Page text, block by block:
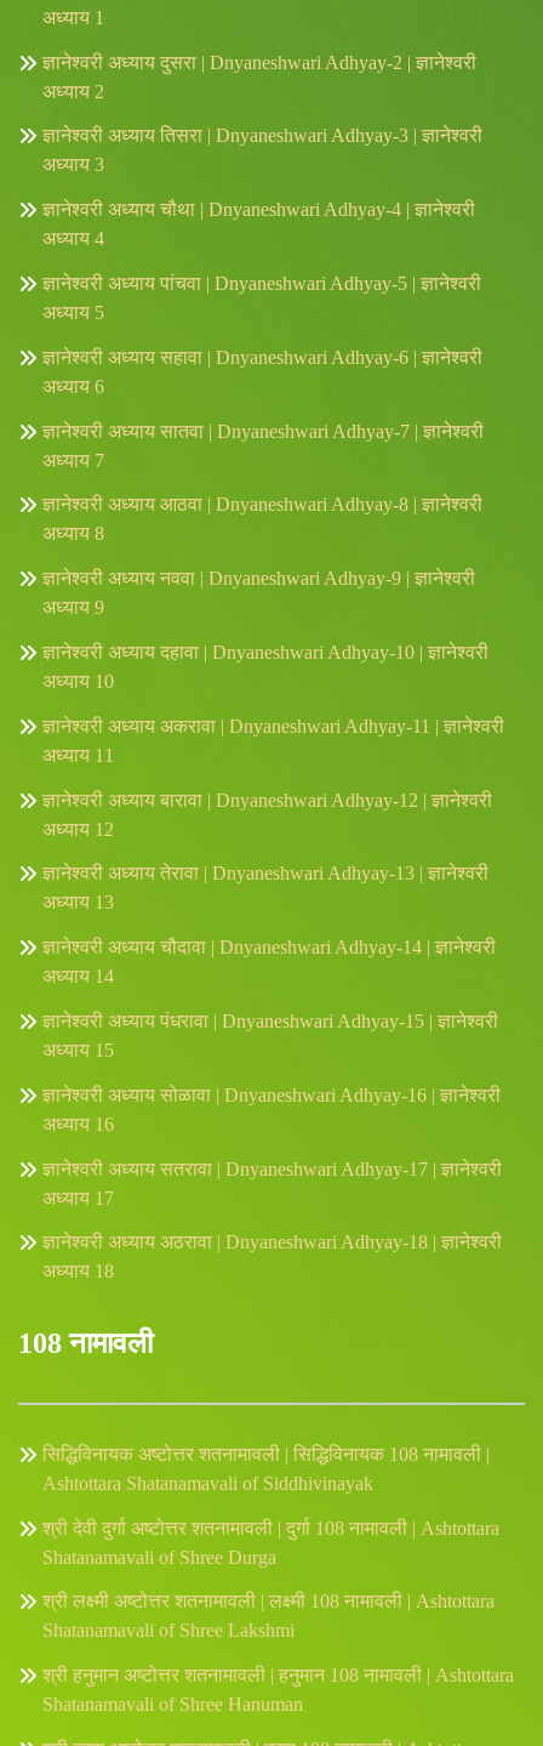
अध्याय 1
ज्ञानेश्वरी अध्याय दुसरा | Dnyaneshwari Adhyay-2 | ज्ञानेश्वरी
अध्याय 2
ज्ञानेश्वरी अध्याय तिसरा | Dnyaneshwari Adhyay-3 | ज्ञानेश्वरी
अध्याय 3
ज्ञानेश्वरी अध्याय चौथा | Dnyaneshwari Adhyay-4 | ज्ञानेश्वरी
अध्याय 4
ज्ञानेश्वरी अध्याय पांचवा | Dnyaneshwari Adhyay-5 | ज्ञानेश्वरी
अध्याय 5
ज्ञानेश्वरी अध्याय सहावा | Dnyaneshwari Adhyay-6 | ज्ञानेश्वरी
अध्याय 6
ज्ञानेश्वरी अध्याय सातवा | Dnyaneshwari Adhyay-7 | ज्ञानेश्वरी
अध्याय 7
ज्ञानेश्वरी अध्याय आठवा | Dnyaneshwari Adhyay-8 | ज्ञानेश्वरी
अध्याय 8
ज्ञानेश्वरी अध्याय नववा | Dnyaneshwari Adhyay-9 | ज्ञानेश्वरी
अध्याय 9
ज्ञानेश्वरी अध्याय दहावा | Dnyaneshwari Adhyay-10 | ज्ञानेश्वरी
अध्याय 10
ज्ञानेश्वरी अध्याय अकरावा | Dnyaneshwari Adhyay-11 | ज्ञानेश्वरी
अध्याय 11
ज्ञानेश्वरी अध्याय बारावा | Dnyaneshwari Adhyay-12 | ज्ञानेश्वरी
अध्याय 12
ज्ञानेश्वरी अध्याय तेरावा | Dnyaneshwari Adhyay-13 | ज्ञानेश्वरी
अध्याय 13
ज्ञानेश्वरी अध्याय चौदावा | Dnyaneshwari Adhyay-14 | ज्ञानेश्वरी
अध्याय 14
ज्ञानेश्वरी अध्याय पंधरावा | Dnyaneshwari Adhyay-15 | ज्ञानेश्वरी
अध्याय 15
ज्ञानेश्वरी अध्याय सोळावा | Dnyaneshwari Adhyay-16 | ज्ञानेश्वरी
अध्याय 16
ज्ञानेश्वरी अध्याय सतरावा | Dnyaneshwari Adhyay-17 | ज्ञानेश्वरी
अध्याय 17
ज्ञानेश्वरी अध्याय अठरावा | Dnyaneshwari Adhyay-18 | ज्ञानेश्वरी
अध्याय 18
108 नामावली
सिद्धिविनायक अष्टोत्तर शतनामावली | सिद्धिविनायक 108 नामावली |
Ashtottara Shatanamavali of Siddhivinayak
श्री देवी दुर्गा अष्टोत्तर शतनामावली | दुर्गा 108 नामावली | Ashtottara
Shatanamavali of Shree Durga
श्री लक्ष्मी अष्टोत्तर शतनामावली | लक्ष्मी 108 नामावली | Ashtottara
Shatanamavali of Shree Lakshmi
श्री हनुमान अष्टोत्तर शतनामावली | हनुमान 108 नामावली | Ashtottara
Shatanamavali of Shree Hanuman